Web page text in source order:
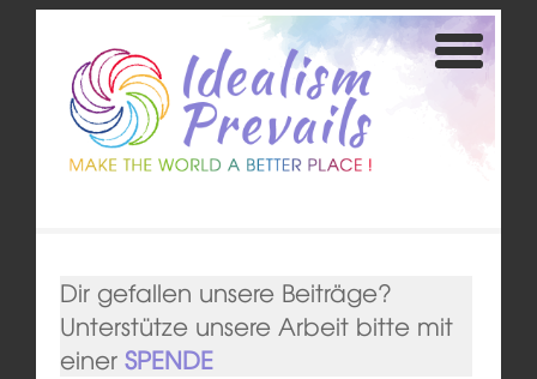
Dir gefallen unsere Beiträge?
Unterstütze unsere Arbeit bitte mit
einer SPENDE